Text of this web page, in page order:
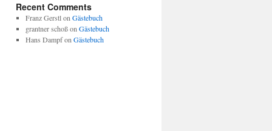
Recent Comments
Franz Gerstlon Gästebuch
grantner schoßon Gästebuch
Hans Dampfon Gästebuch